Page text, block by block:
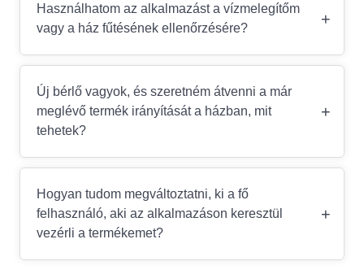
Használhatom az alkalmazást a vízmelegítőm
vagy a ház fűtésének ellenőrzésére?
+
Új bérlő vagyok, és szeretném átvenni a már
meglévő termék irányítását a házban, mit
tehetek?
+
Hogyan tudom megváltoztatni, ki a fő
felhasználó, aki az alkalmazáson keresztül
vezérli a termékemet?
+